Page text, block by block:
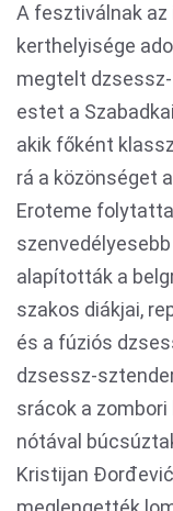
A fesztiválnak az
kerthelyisége
megtelt dzsessz-
estet a
akik főként
rá a közönséget
Eroteme
alapították a
szakos diákjai,
és a fúziós
dzsessz-
srácok a
nótával
Kristijan